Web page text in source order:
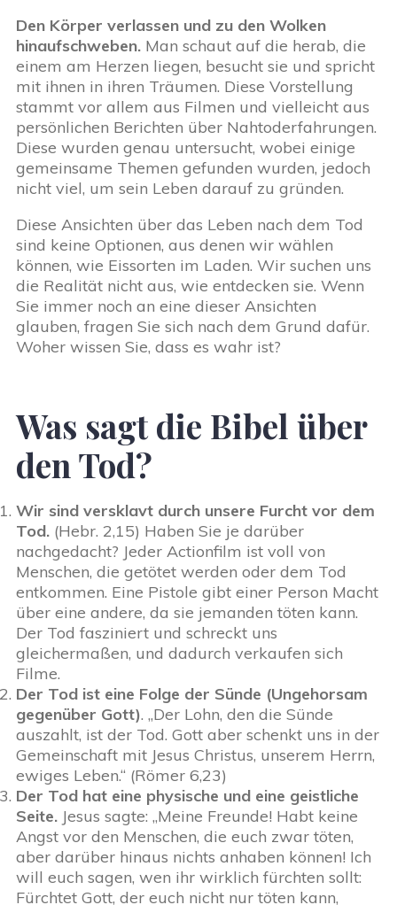
Den Körper verlassen und zu den Wolken
hinaufschweben. Man schaut auf die herab, die
einem am Herzen liegen, besucht sie und spricht
mit ihnen in ihren Träumen. Diese Vorstellung
stammt vor allem aus Filmen und vielleicht aus
persönlichen Berichten über Nahtoderfahrungen.
Diese wurden genau untersucht, wobei einige
gemeinsame Themen gefunden wurden, jedoch
nicht viel, um sein Leben darauf zu gründen.
Diese Ansichten über das Leben nach dem Tod
sind keine Optionen, aus denen wir wählen
können, wie Eissorten im Laden. Wir suchen uns
die Realität nicht aus, wie entdecken sie. Wenn
Sie immer noch an eine dieser Ansichten
glauben, fragen Sie sich nach dem Grund dafür.
Woher wissen Sie, dass es wahr ist?
Was sagt die Bibel über
den Tod?
Wir sind versklavt durch unsere Furcht vor dem
Tod. (Hebr. 2,15) Haben Sie je darüber
nachgedacht? Jeder Actionfilm ist voll von
Menschen, die getötet werden oder dem Tod
entkommen. Eine Pistole gibt einer Person Macht
über eine andere, da sie jemanden töten kann.
Der Tod fasziniert und schreckt uns
gleichermaßen, und dadurch verkaufen sich
Filme.
Der Tod ist eine Folge der Sünde (Ungehorsam
gegenüber Gott). „Der Lohn, den die Sünde
auszahlt, ist der Tod. Gott aber schenkt uns in der
Gemeinschaft mit Jesus Christus, unserem Herrn,
ewiges Leben.“ (Römer 6,23)
Der Tod hat eine physische und eine geistliche
Seite. Jesus sagte: „Meine Freunde! Habt keine
Angst vor den Menschen, die euch zwar töten,
aber darüber hinaus nichts anhaben können! Ich
will euch sagen, wen ihr wirklich fürchten sollt:
Fürchtet Gott, der euch nicht nur töten kann,